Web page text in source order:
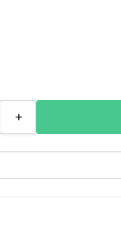
+